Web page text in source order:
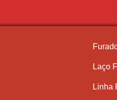
Laço
Linha